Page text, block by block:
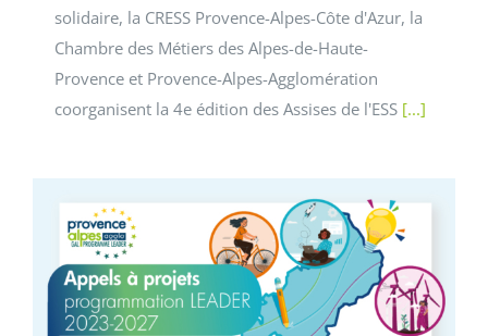
solidaire, la CRESS Provence-Alpes-Côte d'Azur, la
Chambre des Métiers des Alpes-de-Haute-
Provence et Provence-Alpes-Agglomération
coorganisent la 4e édition des Assises de l'ESS [...]